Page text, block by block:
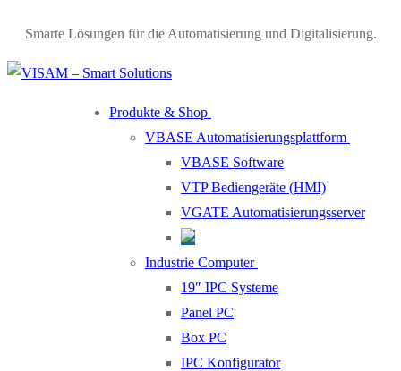
Smarte Lösungen für die Automatisierung und Digitalisierung.
Produkte & Shop
VBASE Automatisierungsplattform
VBASE Software
VTP Bediengeräte (HMI)
VGATE Automatisierungsserver
Industrie Computer
19″ IPC Systeme
Panel PC
Box PC
IPC Konfigurator